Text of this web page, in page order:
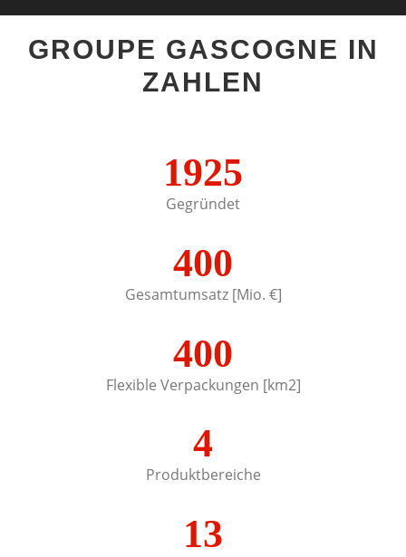
GROUPE GASCOGNE IN
ZAHLEN
1925
Gegründet
400
Gesamtumsatz [Mio. €]
400
Flexible Verpackungen [km2]
4
Produktbereiche
13